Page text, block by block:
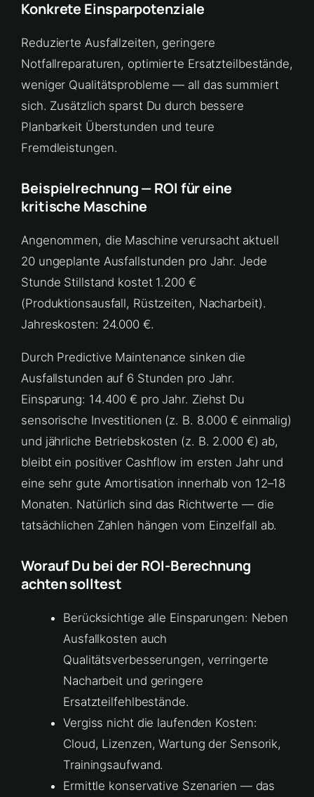
Konkrete Einsparpotenziale
Reduzierte Ausfallzeiten, geringere
Notfallreparaturen, optimierte Ersatzteilbestände,
weniger Qualitätsprobleme — all das summiert
sich. Zusätzlich sparst Du durch bessere
Planbarkeit Überstunden und teure
Fremdleistungen.
Beispielrechnung — ROI für eine
kritische Maschine
Angenommen, die Maschine verursacht aktuell
20 ungeplante Ausfallstunden pro Jahr. Jede
Stunde Stillstand kostet 1.200 €
(Produktionsausfall, Rüstzeiten, Nacharbeit).
Jahreskosten: 24.000 €.
Durch Predictive Maintenance sinken die
Ausfallstunden auf 6 Stunden pro Jahr.
Einsparung: 14.400 € pro Jahr. Ziehst Du
sensorische Investitionen (z. B. 8.000 € einmalig)
und jährliche Betriebskosten (z. B. 2.000 €) ab,
bleibt ein positiver Cashflow im ersten Jahr und
eine sehr gute Amortisation innerhalb von 12–18
Monaten. Natürlich sind das Richtwerte — die
tatsächlichen Zahlen hängen vom Einzelfall ab.
Worauf Du bei der ROI-Berechnung
achten solltest
Berücksichtige alle Einsparungen: Neben
Ausfallkosten auch
Qualitätsverbesserungen, verringerte
Nacharbeit und geringere
Ersatzteilfehlbestände.
Vergiss nicht die laufenden Kosten:
Cloud, Lizenzen, Wartung der Sensorik,
Trainingsaufwand.
Ermittle konservative Szenarien — das